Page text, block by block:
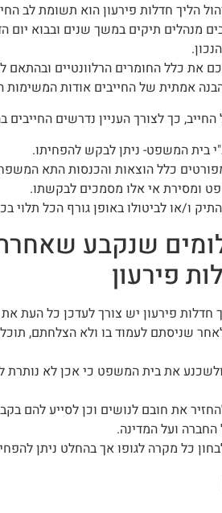
הליך חדלות פירעון הוא תשומת לב
מנהלים תיקים במשך שנים ובבוא יום
את כלל החומרים הרלוונטיים ובהתאם
אמתית של החייבים אודות המשימות
העניין נדרשים החייבים בהליך ל3 משימות
בית המשפט- ניתן לבקש להפחיתו.
כלל הוצאות והכנסות התא
ומסירת אי אלו מסמכים לבקשתו.
ו/או לביטולו באופן גורף הכל תלוי
שנקבע
פירעון
פירעון יש צורך לעדכן כל העת
שניסתם לעמוד בו ולא הצלחתם,
את בית המשפט כי אכן לא
את חובם לנושים וכן לסייע להם
ועל המדינה.
כל מקרה לגופו אך בהחלט ניתן